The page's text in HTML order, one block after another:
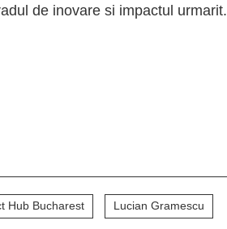
de inovare si impactul urmarit.
Hub Bucharest Lucian Gramescu